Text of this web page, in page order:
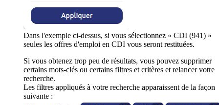
Dans l'exemple ci-dessus, si vous sélectionnez « CDI (941) »
seules les offres d'emploi en CDI vous seront restituées.
Si vous obtenez trop peu de résultats, vous pouvez supprimer
certains mots-clés ou certains filtres et critères et relancer votre
recherche.
Les filtres appliqués à votre recherche apparaissent de la façon
suivante :